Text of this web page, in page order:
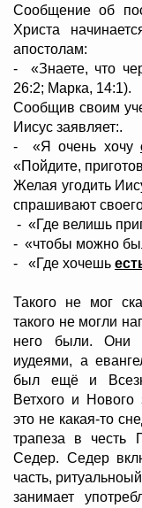
Сообщение об
Христа
апостолам:
- «Знаете, что
26:2; Марка, 14:1).
Сообщив своим
Иисус заявляет:.
- «Я очень хочу
«Пойдите,
Желая угодить
спрашивают
- «Где велишь
- «чтобы можно
- «Где хочешь
Такого не мог
такого не могли
него были. Они
иудеями, а
был ещё и
Ветхого и Нового
это не какая-то
трапеза в честь
Седер. Седер
часть,
занимает